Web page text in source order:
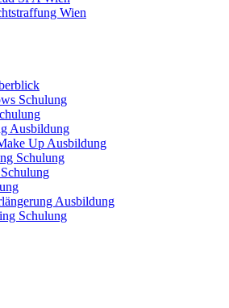
Wien
Schulung
Ausbildung
Up Ausbildung
Schulung
Ausbildung
Schulung